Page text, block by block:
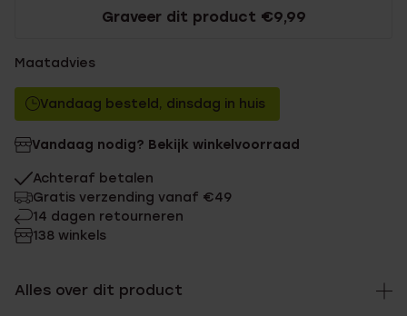
Graveer dit product €9,99
Maatadvies
Vandaag besteld, dinsdag in huis
Vandaag nodig? Bekijk winkelvoorraad
Achteraf betalen
Gratis verzending vanaf €49
14 dagen retourneren
138 winkels
Alles over dit product